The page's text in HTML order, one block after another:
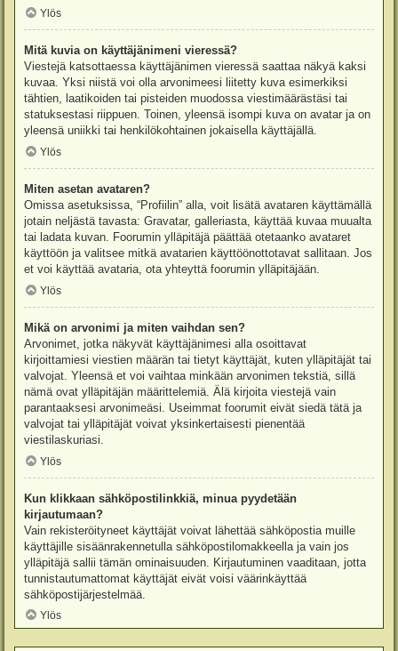
Ylös
Mitä kuvia on käyttäjänimeni vieressä?
Viestejä katsottaessa käyttäjänimen vieressä saattaa näkyä kaksi
kuvaa. Yksi niistä voi olla arvonimeesi liitetty kuva esimerkiksi
tähtien, laatikoiden tai pisteiden muodossa viestimäärästäsi tai
statuksestasi riippuen. Toinen, yleensä isompi kuva on avatar ja on
yleensä uniikki tai henkilökohtainen jokaisella käyttäjällä.
Ylös
Miten asetan avataren?
Omissa asetuksissa, “Profiilin” alla, voit lisätä avataren käyttämällä
jotain neljästä tavasta: Gravatar, galleriasta, käyttää kuvaa muualta
tai ladata kuvan. Foorumin ylläpitäjä päättää otetaanko avataret
käyttöön ja valitsee mitkä avatarien käyttöönottotavat sallitaan. Jos
et voi käyttää avataria, ota yhteyttä foorumin ylläpitäjään.
Ylös
Mikä on arvonimi ja miten vaihdan sen?
Arvonimet, jotka näkyvät käyttäjänimesi alla osoittavat
kirjoittamiesi viestien määrän tai tietyt käyttäjät, kuten ylläpitäjät tai
valvojat. Yleensä et voi vaihtaa minkään arvonimen tekstiä, sillä
nämä ovat ylläpitäjän määrittelemiä. Älä kirjoita viestejä vain
parantaaksesi arvonimeäsi. Useimmat foorumit eivät siedä tätä ja
valvojat tai ylläpitäjät voivat yksinkertaisesti pienentää
viestilaskuriasi.
Ylös
Kun klikkaan sähköpostilinkkiä, minua pyydetään
kirjautumaan?
Vain rekisteröityneet käyttäjät voivat lähettää sähköpostia muille
käyttäjille sisäänrakennetulla sähköpostilomakkeella ja vain jos
ylläpitäjä sallii tämän ominaisuuden. Kirjautuminen vaaditaan, jotta
tunnistautumattomat käyttäjät eivät voisi väärinkäyttää
sähköpostijärjestelmää.
Ylös